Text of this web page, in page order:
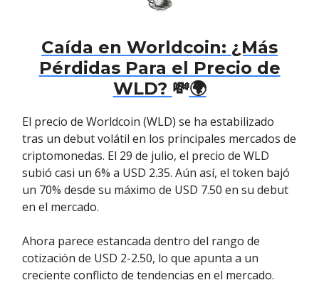
Caída en Worldcoin: ¿Más
Pérdidas Para el Precio de
WLD? 💸🌍
El precio de Worldcoin (WLD) se ha estabilizado
tras un debut volátil en los principales mercados de
criptomonedas. El 29 de julio, el precio de WLD
subió casi un 6% a USD 2.35. Aún así, el token bajó
un 70% desde su máximo de USD 7.50 en su debut
en el mercado.
Ahora parece estancada dentro del rango de
cotización de USD 2-2.50, lo que apunta a un
creciente conflicto de tendencias en el mercado.